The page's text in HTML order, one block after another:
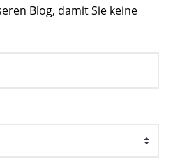
Blog, damit Sie keine